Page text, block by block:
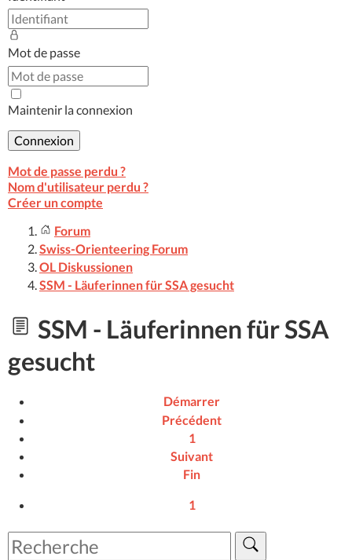
Mot de passe
Maintenir la connexion
Connexion
Mot de passe perdu ?
Nom d'utilisateur perdu ?
Créer un compte
Forum
Swiss-Orienteering Forum
OL Diskussionen
SSM - Läuferinnen für SSA gesucht
SSM - Läuferinnen für SSA
gesucht
Démarrer
Précédent
1
Suivant
Fin
1